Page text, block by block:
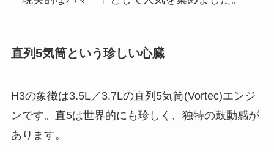
直列5気筒という珍しい心臓
H3の象徴は3.5L／3.7Lの直列5気筒(Vortec)エンジ
ンです。直5は世界的にも珍しく、独特の鼓動感が
あります。